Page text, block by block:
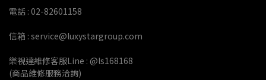
電話 : 02-82601158
信箱 : service@luxystargroup.com
樂視達維修客服Line : @ls168168
(商品維修服務洽詢)